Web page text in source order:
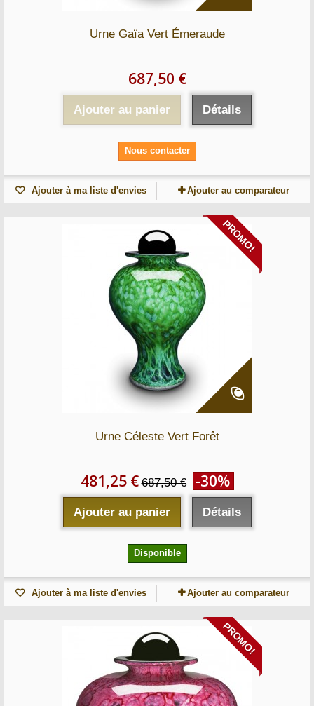
Urne Gaïa Vert Émeraude
687,50 €
Ajouter au panier Détails
Nous contacter
Ajouter à ma liste d'envies Ajouter au comparateur
PROMO!
Urne Céleste Vert Forêt
481,25 € 687,50 € -30%
Ajouter au panier Détails
Disponible
Ajouter à ma liste d'envies Ajouter au comparateur
PROMO!